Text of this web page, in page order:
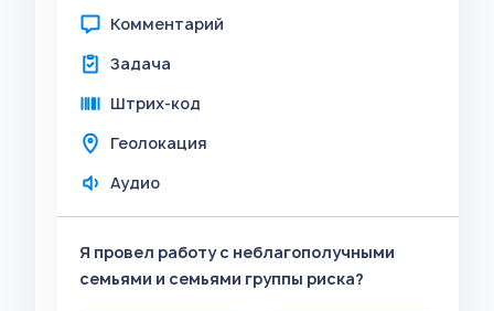
Комментарий
Задача
Штрих-код
Геолокация
Аудио
Я провел работу с неблагополучными
семьями и семьями группы риска?